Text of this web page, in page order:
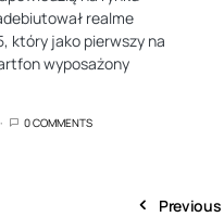
realme
który jako pierwszy na
wyposażony
0 COMMENTS
Previous